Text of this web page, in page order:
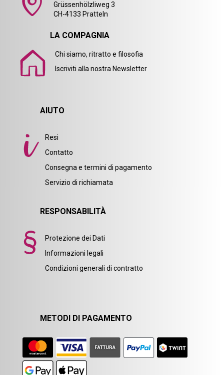
Grüssenhölzliweg 3
CH-4133 Pratteln
LA COMPAGNIA
Chi siamo, ritratto e filosofia
Iscriviti alla nostra Newsletter
AIUTO
Resi
Contatto
Consegna e termini di pagamento
Servizio di richiamata
RESPONSABILITÀ
Protezione dei Dati
Informazioni legali
Condizioni generali di contratto
METODI DI PAGAMENTO